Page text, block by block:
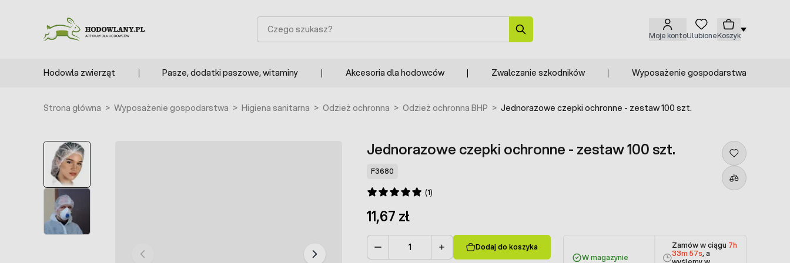
Moje kontoUlubioneKoszyk
Szukaj
Hodowla zwierząt Pasze, dodatki paszowe, witaminy Akcesoria dla hodowców Zwalczanie szkodników Wyposażenie gospodarstwa
Strona główna > Wyposażenie gospodarstwa > Higiena sanitarna > Odzież ochronna > Odzież ochronna BHP > Jednorazowe czepki ochronne - zestaw 100 szt.
Jednorazowe czepki ochronne - zestaw 100 szt.
F3680
(1)
11,67 zł
Dodaj do koszyka
W magazynie
Zamów w ciągu 7h
33m 57s, a